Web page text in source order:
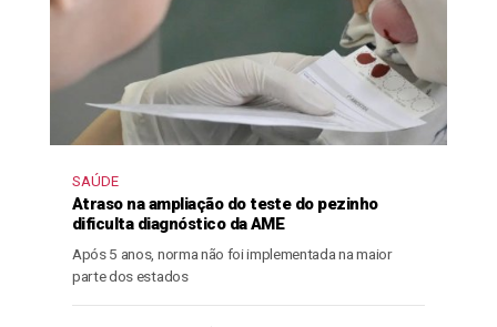
SAÚDE
Atraso na ampliação do teste do pezinho
dificulta diagnóstico da AME
Após 5 anos, norma não foi implementada na maior
parte dos estados